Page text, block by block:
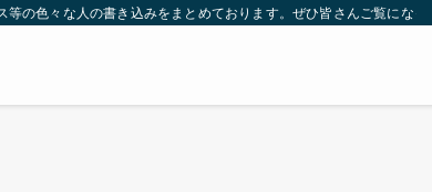
の色々な人の書き込みをまとめております。ぜひ皆さんご覧になっ